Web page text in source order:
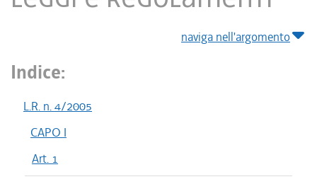
naviga nell'argomento
Indice:
L.R. n. 4/2005
CAPO I
Art. 1